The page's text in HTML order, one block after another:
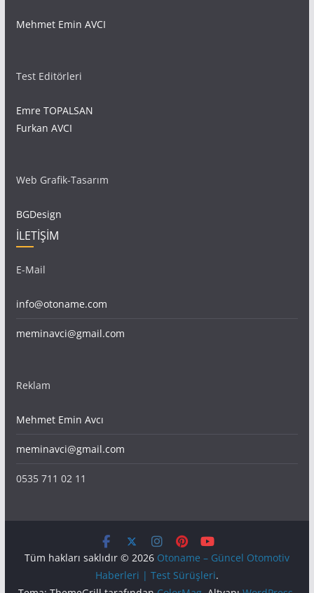
Mehmet Emin AVCI
Test Editörleri
Emre TOPALSAN
Furkan AVCI
Web Grafik-Tasarım
BGDesign
İLETİŞİM
E-Mail
info@otoname.com
meminavci@gmail.com
Reklam
Mehmet Emin Avcı
meminavci@gmail.com
0535 711 02 11
Tüm hakları saklıdır © 2026 Otoname – Güncel Otomotiv
Haberleri | Test Sürüşleri.